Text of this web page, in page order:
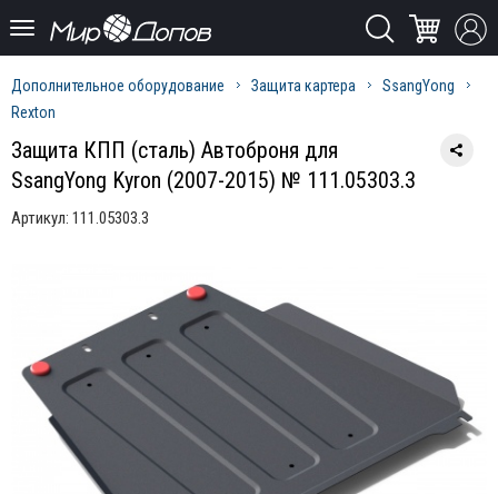
Дополнительное оборудование Защита картера
SsangYong
Rexton
Защита КПП (сталь) Автоброня для
SsangYong Kyron (2007-2015) № 111.05303.3
Артикул: 111.05303.3